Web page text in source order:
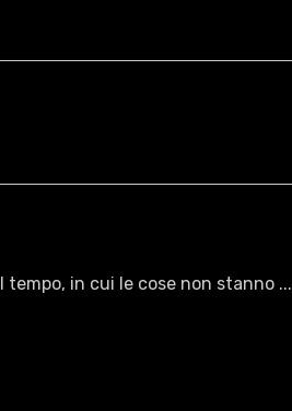
in cui le cose non stanno ...